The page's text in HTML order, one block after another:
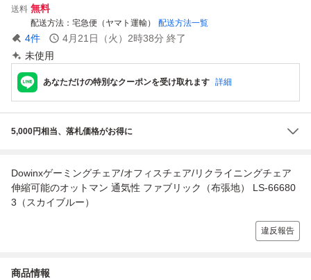
送料 無料
配送方法 宅急便（ヤマト運輸） 配送方法一覧
4件 4月21日（火）2時38分 終了
未使用
あなただけの特別なクーポンを受け取れます 詳細
5,000円相当、落札価格がお得に
Dowinxゲーミングチェア/オフィスチェア/リクライニングチェア
伸縮可能のオットマン 通気性 ファブリック（布張地） LS-66680
3（スカイブルー）
違反報告
商品情報